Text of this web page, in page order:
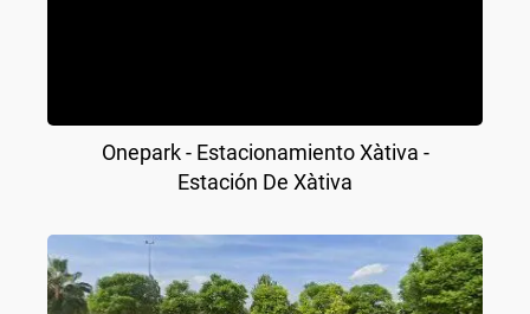
Onepark - Estacionamiento Xàtiva -
Estación De Xàtiva